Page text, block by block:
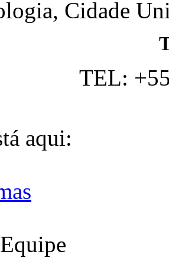
Cidade
TEL:
aqui: